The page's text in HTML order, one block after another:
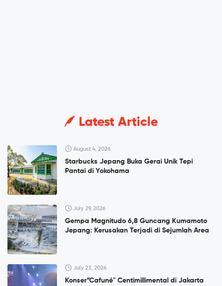
Latest Article
August 4, 2026
Starbucks Jepang Buka Gerai Unik Tepi
Pantai di Yokohama
July 29, 2026
Gempa Magnitudo 6,8 Guncang Kumamoto
Jepang: Kerusakan Terjadi di Sejumlah Area
July 23, 2026
Konser”Cafuné" Centimillimental di Jakarta